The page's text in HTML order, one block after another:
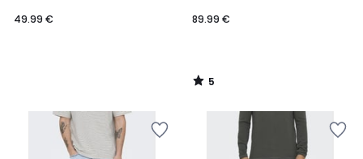
49.99 €
89.99 €
5
/